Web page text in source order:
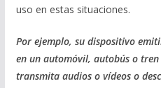
uso en estas situaciones.
Por ejemplo, su dispositivo
en un automóvil, autobús o
transmita audios o vídeos o